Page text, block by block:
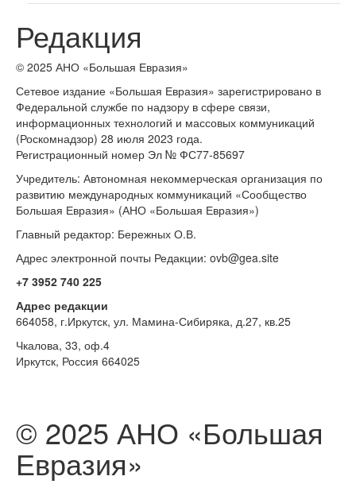
Редакция
© 2025 АНО «Большая Евразия»
Сетевое издание «Большая Евразия» зарегистрировано в
Федеральной службе по надзору в сфере связи,
информационных технологий и массовых коммуникаций
(Роскомнадзор) 28 июля 2023 года.
Регистрационный номер Эл № ФС77-85697
Учредитель: Автономная некоммерческая организация по
развитию международных коммуникаций «Сообщество
Большая Евразия» (АНО «Большая Евразия»)
Главный редактор: Бережных О.В.
Адрес электронной почты Редакции: ovb@gea.site
+7 3952 740 225
Адрес редакции
664058, г.Иркутск, ул. Мамина-Сибиряка, д.27, кв.25
Чкалова, 33, оф.4
Иркутск, Россия 664025
© 2025 АНО «Большая
Евразия»